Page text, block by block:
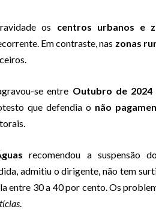
os centros urbanos e
Em contraste, nas zonas
se entre Outubro de 2024
que defendia o não
recomendou a suspensão
admitiu o dirigente, não tem
entre 30 a 40 por cento. Os
.